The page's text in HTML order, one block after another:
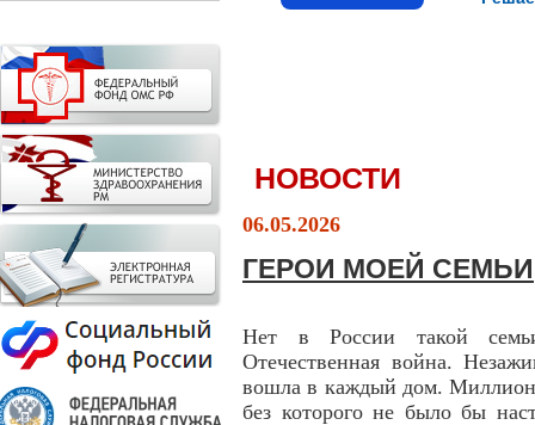
НОВОСТИ
06.05.2026
ГЕРОИ МОЕЙ СЕМЬИ
Нет в России такой
Отечественная война.
вошла в каждый дом.
без которого не было бы